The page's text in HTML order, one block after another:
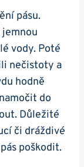
pásu.⁢
vody. Poté
nečistoty ​a
hodně
do
Důležité
či ‍dráždivé
poškodit.